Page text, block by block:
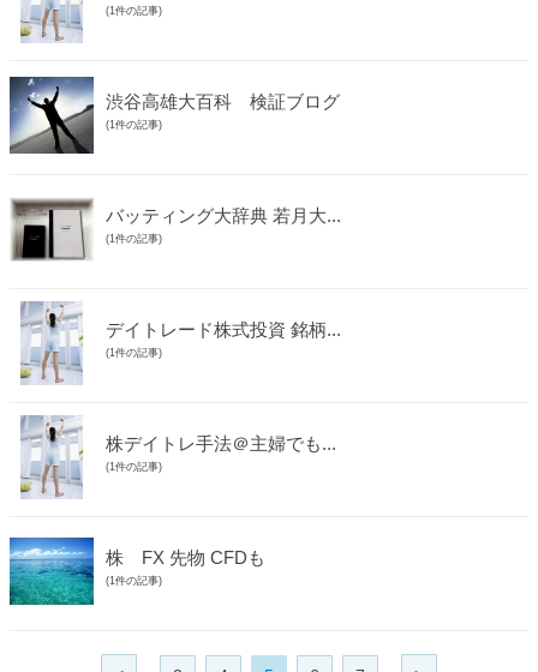
(1件の記事)
渋谷高雄大百科 検証ブログ
(1件の記事)
バッティング大辞典 若月大...
(1件の記事)
デイトレード株式投資 銘柄...
(1件の記事)
株デイトレ手法＠主婦でも...
(1件の記事)
株 FX 先物 CFDも
(1件の記事)